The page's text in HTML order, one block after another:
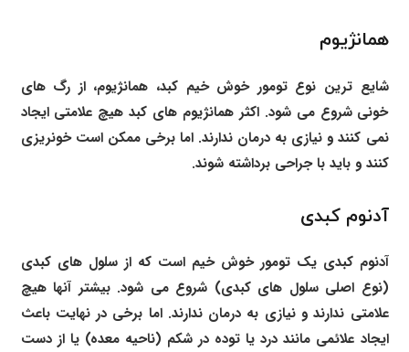
همانژیوم
شایع ترین نوع تومور خوش خیم کبد، همانژیوم، از رگ های
خونی شروع می شود. اکثر همانژیوم های کبد هیچ علامتی ایجاد
نمی کنند و نیازی به درمان ندارند. اما برخی ممکن است خونریزی
کنند و باید با جراحی برداشته شوند.
آدنوم کبدی
آدنوم کبدی یک تومور خوش خیم است که از سلول های کبدی
(نوع اصلی سلول های کبدی) شروع می شود. بیشتر آنها هیچ
علامتی ندارند و نیازی به درمان ندارند. اما برخی در نهایت باعث
ایجاد علائمی مانند درد یا توده در شکم (ناحیه معده) یا از دست